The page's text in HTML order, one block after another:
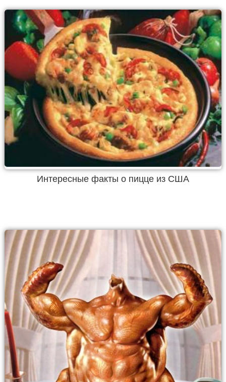
Интересные факты о пицце из США